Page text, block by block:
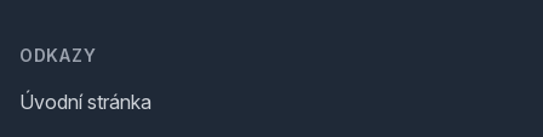
ODKAZY
Úvodní stránka